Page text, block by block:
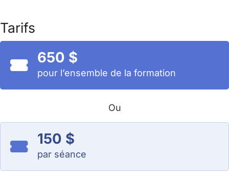
Tarifs
650 $
pour l’ensemble de la formation
Ou
150 $
par séance